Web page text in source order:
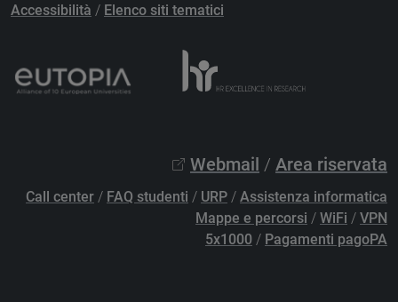
Accessibilità / Elenco siti tematici
Webmail / Area riservata
Call center / FAQ studenti / URP / Assistenza informatica
Mappe e percorsi / WiFi / VPN
5x1000 / Pagamenti pagoPA